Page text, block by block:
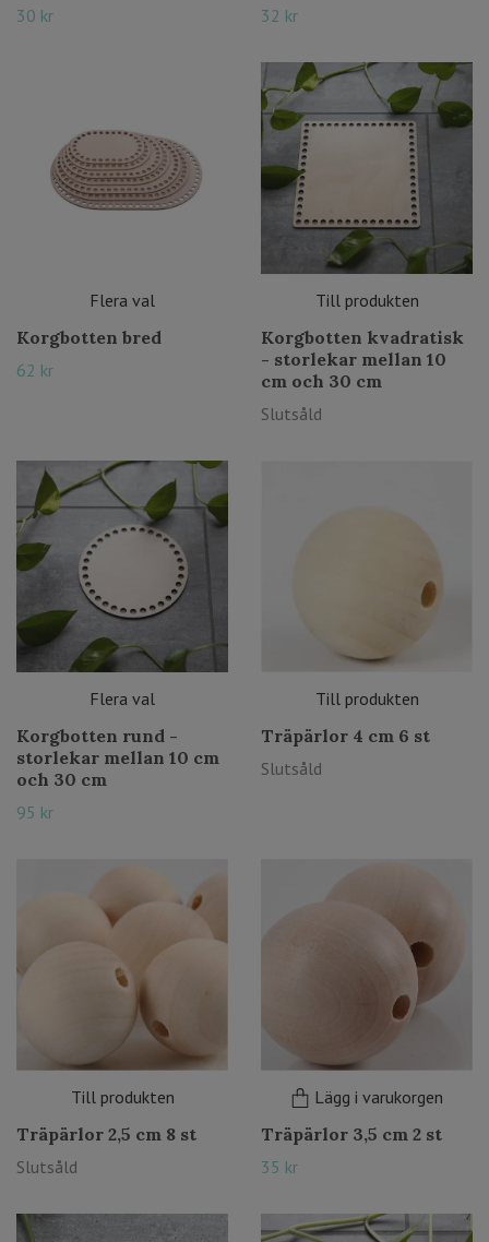
30 kr
32 kr
Flera val
Korgbotten bred
62 kr
Till produkten
Korgbotten kvadratisk
- storlekar mellan 10
cm och 30 cm
Slutsåld
Flera val
Korgbotten rund -
storlekar mellan 10 cm
och 30 cm
95 kr
Till produkten
Träpärlor 4 cm 6 st
Slutsåld
Till produkten
Träpärlor 2,5 cm 8 st
Slutsåld
Lägg i varukorgen
Träpärlor 3,5 cm 2 st
35 kr